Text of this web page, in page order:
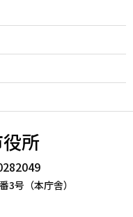
所
号（本庁舎）